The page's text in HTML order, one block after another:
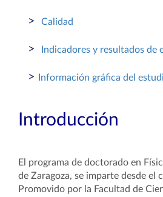
> Calidad
> Indicadores y resultados de
> Información gráfica del
Introducción
El programa de doctorado en
de Zaragoza, se imparte desde el
Promovido por la Facultad de